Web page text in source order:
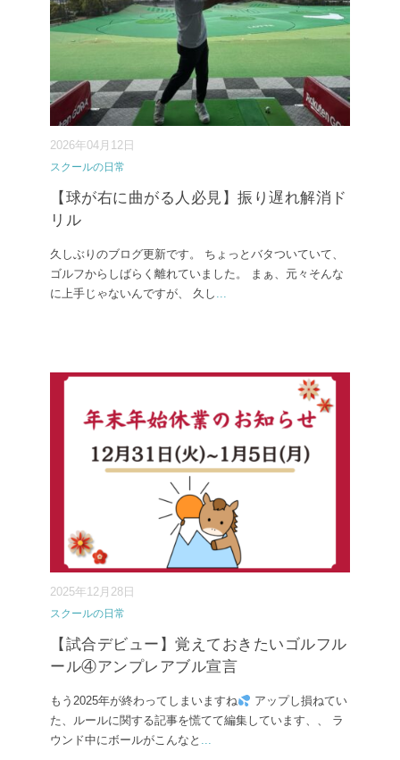
2026年04月12日
スクールの日常
【球が右に曲がる人必見】振り遅れ解消ド
リル
久しぶりのブログ更新です。 ちょっとバタついていて、
ゴルフからしばらく離れていました。 まぁ、元々そんな
に上手じゃないんですが、 久し ...
2025年12月28日
スクールの日常
【試合デビュー】覚えておきたいゴルフル
ール④アンプレアブル宣言
もう2025年が終わってしまいますね
アップし損ねてい
た、ルールに関する記事を慌てて編集しています、、 ラ
ウンド中にボールがこんなと ...